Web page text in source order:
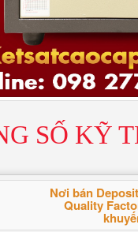
SỐ KỸ
Nơi bán
Quality